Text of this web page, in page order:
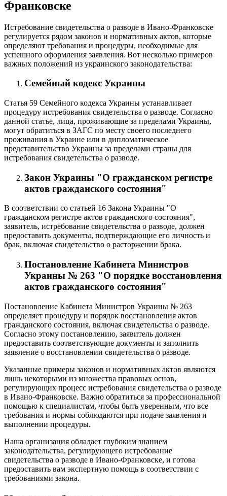
Франковске
Истребование свидетельства о разводе в Ивано-Франковске
регулируется рядом законов и нормативных актов, которые
определяют требования и процедуры, необходимые для
успешного оформления заявления. Вот несколько примеров
важных положений из украинского законодательства:
Семейный кодекс Украины
Статья 59 Семейного кодекса Украины устанавливает
процедуру истребования свидетельства о разводе. Согласно
данной статье, лица, проживающие за пределами Украины,
могут обратиться в ЗАГС по месту своего последнего
проживания в Украине или в дипломатическое
представительство Украины за пределами страны для
истребования свидетельства о разводе.
Закон Украины "О гражданском регистре
актов гражданского состояния"
В соответствии со статьей 16 Закона Украины "О
гражданском регистре актов гражданского состояния",
заявитель, истребование свидетельства о разводе, должен
предоставить документы, подтверждающие его личность и
брак, включая свидетельство о расторжении брака.
Постановление Кабинета Министров
Украины № 263 "О порядке восстановления
актов гражданского состояния"
Постановление Кабинета Министров Украины № 263
определяет процедуру и порядок восстановления актов
гражданского состояния, включая свидетельства о разводе.
Согласно этому постановлению, заявитель должен
предоставить соответствующие документы и заполнить
заявление о восстановлении свидетельства о разводе.
Указанные примеры законов и нормативных актов являются
лишь некоторыми из множества правовых основ,
регулирующих процесс истребования свидетельства о разводе
в Ивано-Франковске. Важно обратиться за профессиональной
помощью к специалистам, чтобы быть уверенным, что все
требования и нормы соблюдаются при подаче заявления и
выполнении процедуры.
Наша организация обладает глубоким знанием
законодательства, регулирующего истребование
свидетельства о разводе в Ивано-Франковске, и готова
предоставить вам экспертную помощь в соответствии с
требованиями закона.